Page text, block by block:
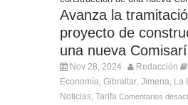
Avanza la
proyecto de
una nueva
Nov 28, 2024 Redacción
Economía Gibraltar Jimena La
Noticias Tarifa Comentarios